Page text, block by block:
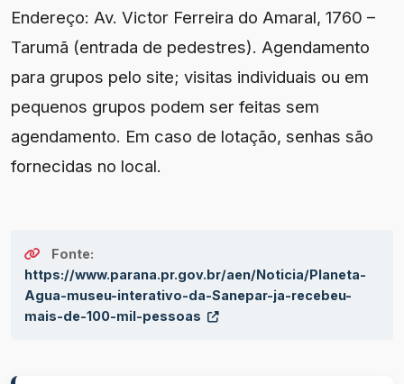
Endereço: Av. Victor Ferreira do Amaral, 1760 –
Tarumã (entrada de pedestres). Agendamento
para grupos pelo site; visitas individuais ou em
pequenos grupos podem ser feitas sem
agendamento. Em caso de lotação, senhas são
fornecidas no local.
Fonte:
https://www.parana.pr.gov.br/aen/Noticia/Planeta-
Agua-museu-interativo-da-Sanepar-ja-recebeu-
mais-de-100-mil-pessoas